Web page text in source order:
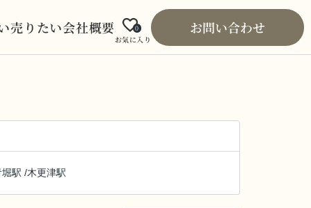
売りたい会社概要
お気に入り
0 お問い合わせ
堀駅 /木更津駅